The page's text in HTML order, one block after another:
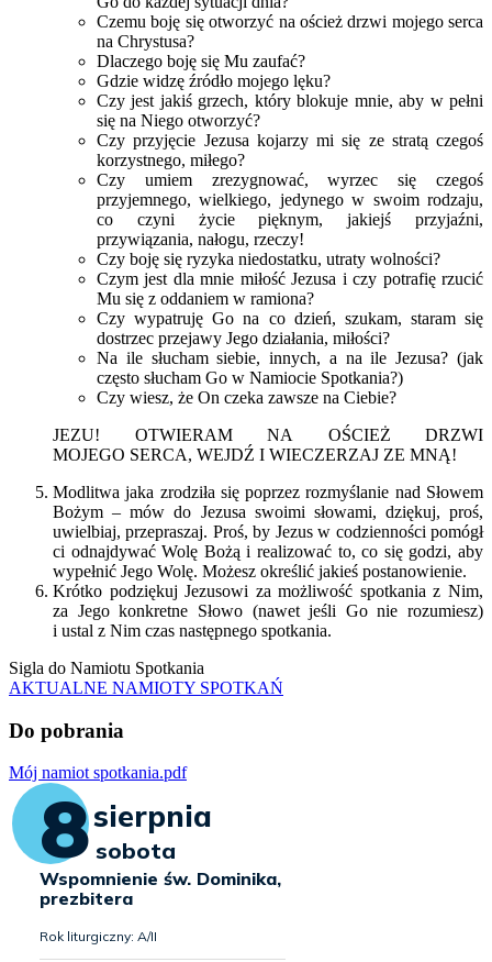
Czemu boję się otworzyć na oścież drzwi mojego serca
na Chrystusa?
Dlaczego boję się Mu zaufać?
Gdzie widzę źródło mojego lęku?
Czy jest jakiś grzech, który blokuje mnie, aby w pełni
się na Niego otworzyć?
Czy przyjęcie Jezusa kojarzy mi się ze stratą czegoś
korzystnego, miłego?
Czy umiem zrezygnować, wyrzec się czegoś
przyjemnego, wielkiego, jedynego w swoim rodzaju,
co czyni życie pięknym, jakiejś przyjaźni,
przywiązania, nałogu, rzeczy!
Czy boję się ryzyka niedostatku, utraty wolności?
Czym jest dla mnie miłość Jezusa i czy potrafię rzucić
Mu się z oddaniem w ramiona?
Czy wypatruję Go na co dzień, szukam, staram się
dostrzec przejawy Jego działania, miłości?
Na ile słucham siebie, innych, a na ile Jezusa? (jak
często słucham Go w Namiocie Spotkania?)
Czy wiesz, że On czeka zawsze na Ciebie?
JEZU! OTWIERAM NA OŚCIEŻ DRZWI
MOJEGO SERCA, WEJDŹ I WIECZERZAJ ZE MNĄ!
Modlitwa jaka zrodziła się poprzez rozmyślanie nad Słowem
Bożym – mów do Jezusa swoimi słowami, dziękuj, proś,
uwielbiaj, przepraszaj. Proś, by Jezus w codzienności pomógł
ci odnajdywać Wolę Bożą i realizować to, co się godzi, aby
wypełnić Jego Wolę. Możesz określić jakieś postanowienie.
Krótko podziękuj Jezusowi za możliwość spotkania z Nim,
za Jego konkretne Słowo (nawet jeśli Go nie rozumiesz)
i ustal z Nim czas następnego spotkania.
Sigla do Namiotu Spotkania
AKTUALNE NAMIOTY SPOTKAŃ
Do pobrania
Mój namiot spotkania.pdf